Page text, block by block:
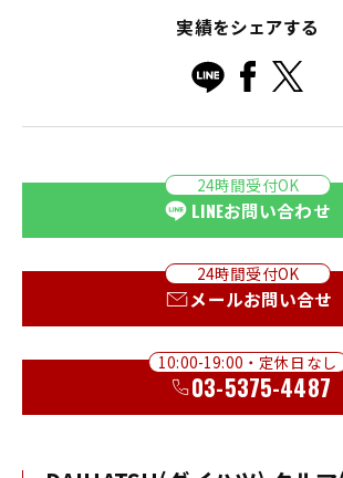
実績をシェアする
24時間受付OK
LINEお問い合わせ
24時間受付OK
メールお問い合せ
10:00-19:00・定休日なし
03-5375-4487